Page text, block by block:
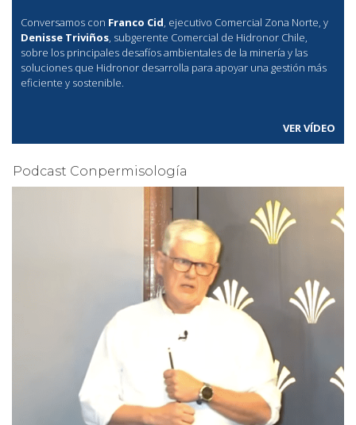
Conversamos con Franco Cid, ejecutivo Comercial Zona Norte, y
Denisse Triviños, subgerente Comercial de Hidronor Chile,
sobre los principales desafíos ambientales de la minería y las
soluciones que Hidronor desarrolla para apoyar una gestión más
eficiente y sostenible.
VER VÍDEO
Podcast Conpermisología